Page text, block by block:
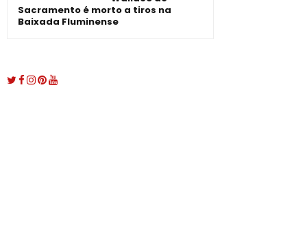
Sacramento é morto a tiros na
Baixada Fluminense